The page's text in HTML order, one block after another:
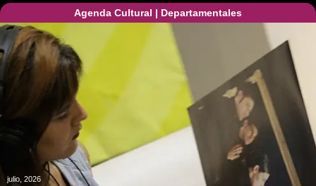
Agenda Cultural | Departamentales
julio, 2026